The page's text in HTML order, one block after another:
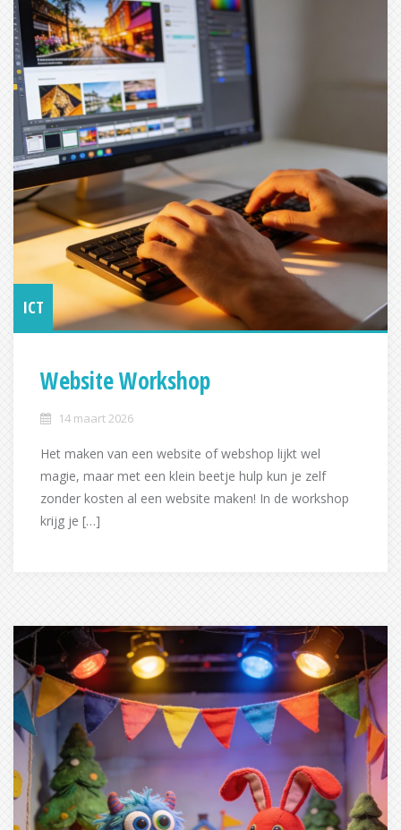
ICT
Website Workshop
14 maart 2026
Het maken van een website of webshop lijkt wel
magie, maar met een klein beetje hulp kun je zelf
zonder kosten al een website maken! In de workshop
krijg je […]